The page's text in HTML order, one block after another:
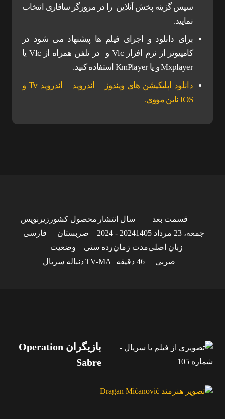
سپس گزینه پخش آنلاین را در مرورگر سافاری انتخاب
نمایید.
برای دانلود و اجرای فیلم ها پیشنهاد می شود در
کامپیوتر از نرم افزار Vlc و در تلفن همراه از Vlc یا
Mxplayer و یا KmPlayer استفاده کنید.
دانلود اپلیکیشن های ویندوز – اندروید – اندروید Tv و
IOS ناین مووی.
قسمت بعد
جمعه، 23 مرداد 1405
سال انتشار
2024 - 2024
محصول کشور
صربستان
زیرنویس
فارسی
زبان اصلی
صربی
مدت زمان
46 دقیقه
رده سنی
TV-MA
وضعیت
دنباله سریال
بازیگران Operation
Sabre